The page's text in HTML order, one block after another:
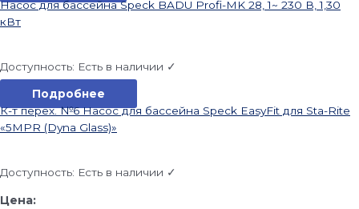
Насос для бассейна Speck BADU Profi-MK 28, 1~ 230 В, 1,30
кВт
Доступность: Есть в наличии ✓
Подробнее
К-т перех. №6 Насос для бассейна Speck EasyFit для Sta-Rite
«5MPR (Dyna Glass)»
Доступность: Есть в наличии ✓